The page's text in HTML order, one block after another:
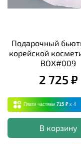
Подарочный
корейской
BOX#009
2 725 ₽
Плати частями 715 ₽ x 4
В корзину